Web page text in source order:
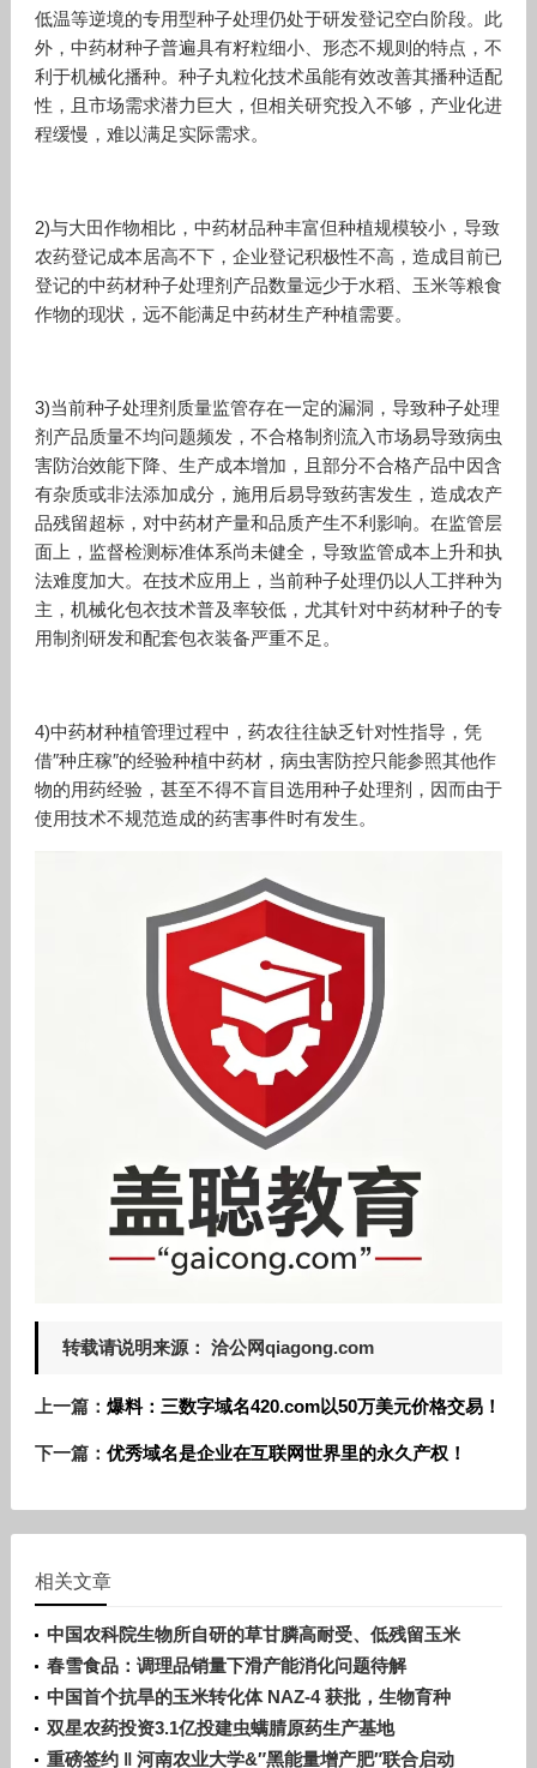
低温等逆境的专用型种子处理仍处于研发登记空白阶段。此
外，中药材种子普遍具有籽粒细小、形态不规则的特点，不
利于机械化播种。种子丸粒化技术虽能有效改善其播种适配
性，且市场需求潜力巨大，但相关研究投入不够，产业化进
程缓慢，难以满足实际需求。
2)与大田作物相比，中药材品种丰富但种植规模较小，导致
农药登记成本居高不下，企业登记积极性不高，造成目前已
登记的中药材种子处理剂产品数量远少于水稻、玉米等粮食
作物的现状，远不能满足中药材生产种植需要。
3)当前种子处理剂质量监管存在一定的漏洞，导致种子处理
剂产品质量不均问题频发，不合格制剂流入市场易导致病虫
害防治效能下降、生产成本增加，且部分不合格产品中因含
有杂质或非法添加成分，施用后易导致药害发生，造成农产
品残留超标，对中药材产量和品质产生不利影响。在监管层
面上，监督检测标准体系尚未健全，导致监管成本上升和执
法难度加大。在技术应用上，当前种子处理仍以人工拌种为
主，机械化包衣技术普及率较低，尤其针对中药材种子的专
用制剂研发和配套包衣装备严重不足。
4)中药材种植管理过程中，药农往往缺乏针对性指导，凭
借″种庄稼″的经验种植中药材，病虫害防控只能参照其他作
物的用药经验，甚至不得不盲目选用种子处理剂，因而由于
使用技术不规范造成的药害事件时有发生。
转载请说明来源： 洽公网qiagong.com
上一篇： 爆料：三数字域名420.com以50万美元价格交易！
下一篇： 优秀域名是企业在互联网世界里的永久产权！
相关文章
中国农科院生物所自研的草甘膦高耐受、低残留玉米
转化体——GG2获批转基因生物安全证书
春雪食品：调理品销量下滑产能消化问题待解
中国首个抗旱的玉米转化体 NAZ-4 获批，生物育种
关键逆境性状自主创新突破
双星农药投资3.1亿投建虫螨腈原药生产基地
重磅签约 ‖ 河南农业大学&″黑能量增产肥″联合启动